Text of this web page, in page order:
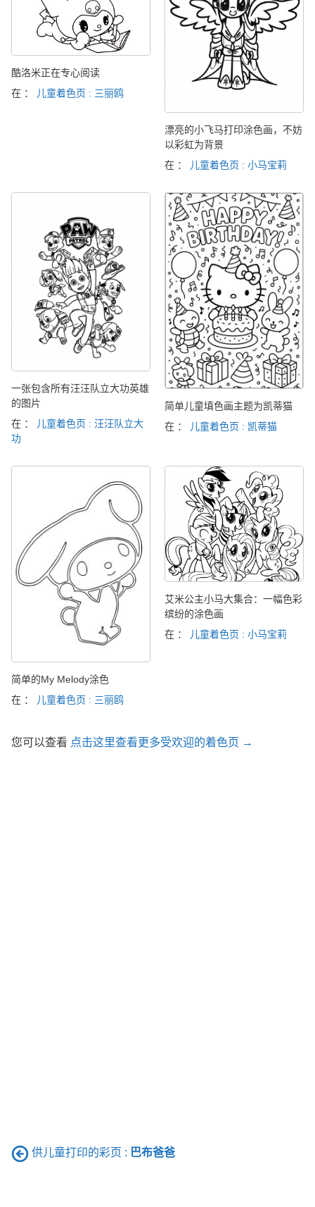
酷洛米正在专心阅读
在 ：
儿童着色页 : 三丽鸥
漂亮的小飞马打印涂色画，不妨
以彩虹为背景
在 ：
儿童着色页 : 小马宝莉
一张包含所有汪汪队立大功英雄
的图片
在 ：
儿童着色页 : 汪汪队立大
功
简单儿童填色画主题为凯蒂猫
在 ：
儿童着色页 : 凯蒂猫
简单的My Melody涂色
在 ：
儿童着色页 : 三丽鸥
艾米公主小马大集合：一幅色彩
缤纷的涂色画
在 ：
儿童着色页 : 小马宝莉
您可以查看 点击这里查看更多受欢迎的着色页 →
供儿童打印的彩页 : 巴布爸爸